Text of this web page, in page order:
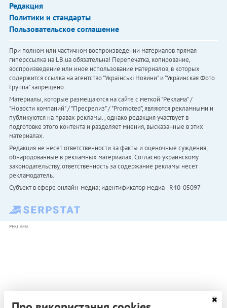
Редакция
Политики и стандарты
Пользовательское соглашение
При полном или частичном воспроизведении материалов прямая
гиперссылка на LB.ua обязательна! Перепечатка, копирование,
воспроизведение или иное использование материалов, в которых
содержится ссылка на агентство "Українськi Новини" и "Украинская Фото
Группа" запрещено.
Материалы, которые размещаются на сайте с меткой "Реклама" /
"Новости компаний" / "Пресрелиз" / "Promoted", являются рекламными и
публикуются на правах рекламы. , однако редакция участвует в
подготовке этого контента и разделяет мнения, высказанные в этих
материалах.
Редакция не несет ответственности за факты и оценочные суждения,
обнародованные в рекламных материалах. Согласно украинскому
законодательству, ответственность за содержание рекламы несет
рекламодатель.
Субъект в сфере онлайн-медиа; идентификатор медиа - R40-05097
РЕКЛАМА